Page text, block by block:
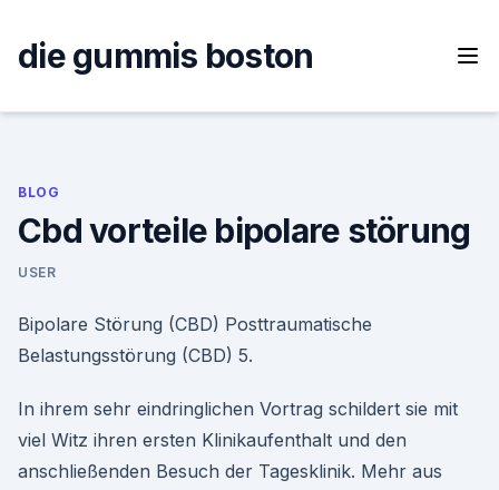
content
die gummis boston
BLOG
Cbd vorteile bipolare störung
USER
Bipolare Störung (CBD) Posttraumatische
Belastungsstörung (CBD) 5.
In ihrem sehr eindringlichen Vortrag schildert sie mit
viel Witz ihren ersten Klinikaufenthalt und den
anschließenden Besuch der Tagesklinik. Mehr aus